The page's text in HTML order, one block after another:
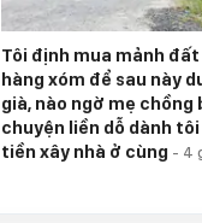
Tôi định mua mảnh đất
hàng xóm để sau này
già, nào ngờ mẹ chồng
chuyện liền dỗ dành tôi
tiền xây nhà ở cùng - 4